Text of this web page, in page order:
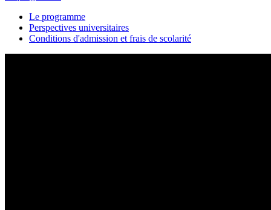
Le programme
Perspectives universitaires
Conditions d'admission et frais de scolarité